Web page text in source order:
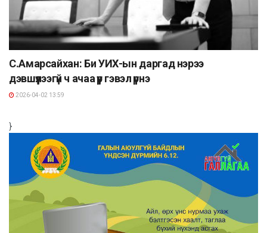
С.Амарсайхан: Би УИХ-ын даргад нэрээ
дэвшүүлээгүй ч ачаа үүр гэвэл үүрнэ
2026-04-02 13:59
}